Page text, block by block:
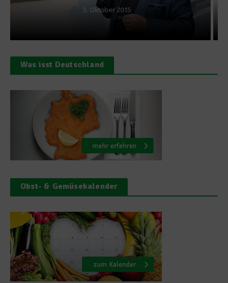
31. Oktober 2013
Was isst Deutschland
Obst- & Gemüsekalender